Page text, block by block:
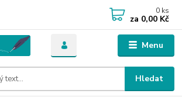
Menu
Hledat
0 ks
za 0,00 Kč